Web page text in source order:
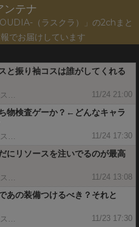
ンテナ
（ラスクラ）」の2chまと
でお届けしています
と振り袖コスは誰がしてくれる
11/24 21:00
ラストクラウディア（ラスクラ）攻略まとめGS
物検査ゲーか？←どんなキャラ
11/24 17:30
ラストクラウディア（ラスクラ）攻略まとめGS
にリソースを注いでるのが最高
11/24 13:08
ラストクラウディア（ラスクラ）攻略まとめGS
あの装備つけるべき？それと
11/23 17:30
ラストクラウディア（ラスクラ）攻略まとめGS